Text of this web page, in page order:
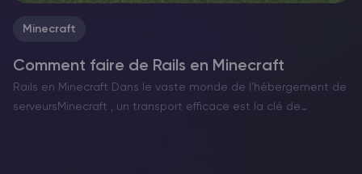
Minecraft
Comment faire de Rails en Minecraft
Rails en Minecraft Dans le vaste monde de l’hébergement de
serveursMinecraft , un transport efficace est la clé de